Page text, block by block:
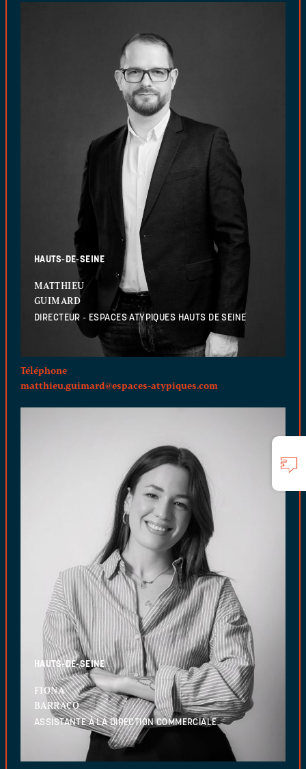
HAUTS-DE-SEINE
MATTHIEU
GUIMARD
DIRECTEUR - ESPACES ATYPIQUES HAUTS DE SEINE
Téléphone
matthieu.guimard@espaces-atypiques.com
HAUTS-DE-SEINE
FIONA
BARRACO
ASSISTANTE À LA DIRECTION COMMERCIALE